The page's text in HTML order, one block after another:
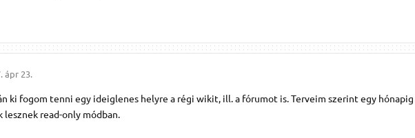
ápr 23.
ki fogom tenni egy ideiglenes helyre a régi wikit, ill. a fórumot is. Terveim szerint egy hónapig
read-only módban.